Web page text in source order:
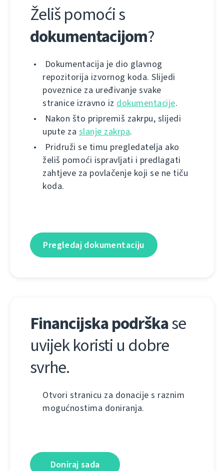
Želiš pomoći s
dokumentacijom?
Dokumentacija je dio glavnog
repozitorija izvornog koda. Slijedi
poveznice za uređivanje svake
stranice izravno iz dokumentacije.
Nakon što pripremiš zakrpu, slijedi
upute za slanje zakrpa.
Pridruži se timu pregledatelja ako
želiš pomoći ispravljati i predlagati
zahtjeve za povlačenje koji se ne tiču
koda.
Pregledaj dokumentaciju
Financijska podrškase
uvijek koristi u dobre
svrhe.
Otvori stranicu za donacije s raznim
mogućnostima doniranja.
Doniraj sada